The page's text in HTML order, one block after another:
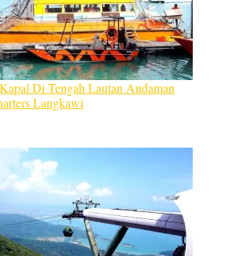
Di Tengah Lautan Andaman
Langkawi